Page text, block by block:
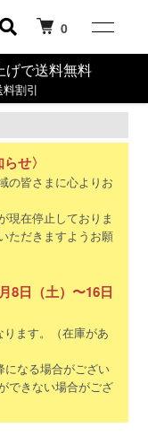
0
げで送料無料
割引
せ〉
の皆さまに心よりお
現在停止しておりま
ただきますようお願
8日（土）〜16日
ます。（在庫があ
になる場合がござい
できない場合がござ